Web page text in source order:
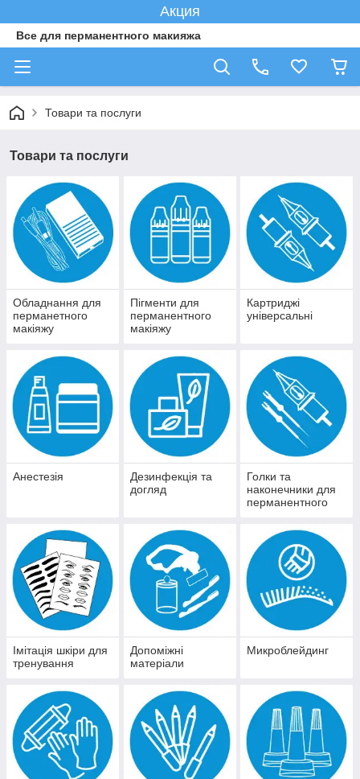
Акция
Все для перманентного макияжа
Товари та послуги
Товари та послуги
Обладнання для
перманетного
макіяжу
Пігменти для
перманентного
макіяжу
Картриджі
універсальні
Анестезія
Дезинфекція та
догляд
Голки та
наконечники для
перманентного
Імітація шкіри для
тренування
Допоміжні
матеріали
Микроблейдинг